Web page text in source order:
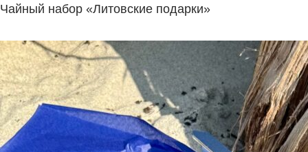
Чайный набор «Литовские подарки»